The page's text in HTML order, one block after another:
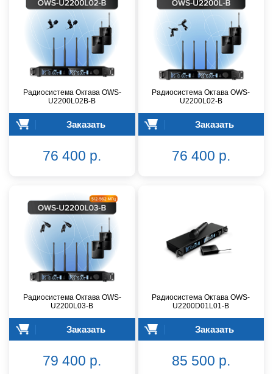
Радиосистема Октава OWS-
U2200L02В-B
Заказать
76 400 р.
Радиосистема Октава OWS-
U2200L02-B
Заказать
76 400 р.
Радиосистема Октава OWS-
U2200L03-B
Заказать
79 400 р.
Радиосистема Октава OWS-
U2200D01L01-B
Заказать
85 500 р.